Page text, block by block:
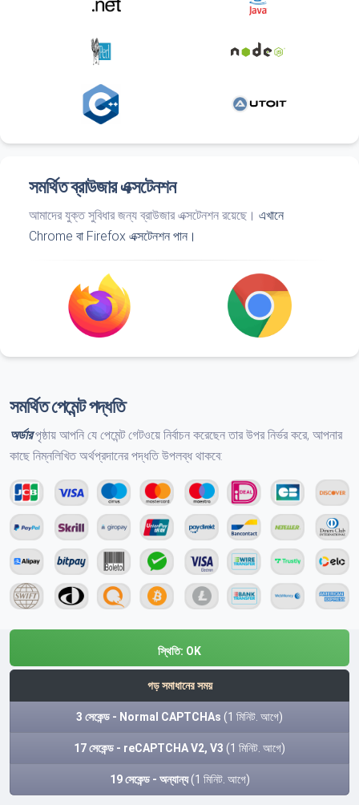
সমর্থিত ব্রাউজার এক্সটেনশন
আমাদের যুক্ত সুবিধার জন্য ব্রাউজার এক্সটেনশন রয়েছে। এখানে
Chrome বা Firefox এক্সটেনশন পান।
সমর্থিত পেমেন্ট পদ্ধতি
অর্ডারপৃষ্ঠায় আপনি যে পেমেন্ট গেটওয়ে নির্বাচন করেছেন তার উপর নির্ভর করে, আপনার
কাছে নিম্নলিখিত অর্থপ্রদানের পদ্ধতি উপলব্ধ থাকবে:
স্থিতি: OK
গড় সমাধানের সময়
3 সেকেন্ড - Normal CAPTCHAs (1 মিনিট. আগে)
17 সেকেন্ড - reCAPTCHA V2, V3 (1 মিনিট. আগে)
19 সেকেন্ড - অন্যান্য(1 মিনিট. আগে)